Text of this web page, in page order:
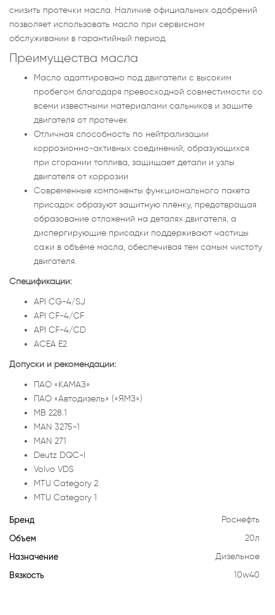
снизить протечки масла. Наличие официальных одобрений
позволяет использовать масло при сервисном
обслуживании в гарантийный период.
Преимущества масла
Масло адаптировано под двигатели с высоким
пробегом благодаря превосходной совместимости со
всеми известными материалами сальников и защите
двигателя от протечек
Отличная способность по нейтрализации
коррозионно-активных соединений, образующихся
при сгорании топлива, защищает детали и узлы
двигателя от коррозии
Современные компоненты функционального пакета
присадок образуют защитную плёнку, предотвращая
образование отложений на деталях двигателя, а
диспергирующие присадки поддерживают частицы
сажи в объёме масла, обеспечивая тем самым чистоту
двигателя.
Спецификации:
API CG-4/SJ
API CF-4/CF
API CF-4/CD
ACEA E2
Допуски и рекомендации:
ПАО «КАМАЗ»
ПАО «Автодизель» («ЯМЗ»)
MB 228.1
MAN 3275-1
MAN 271
Deutz DQC-I
Volvo VDS
MTU Category 2
MTU Category 1
Бренд Роснефть
Объем 20л
Назначение Дизельное
Вязкость 10w40